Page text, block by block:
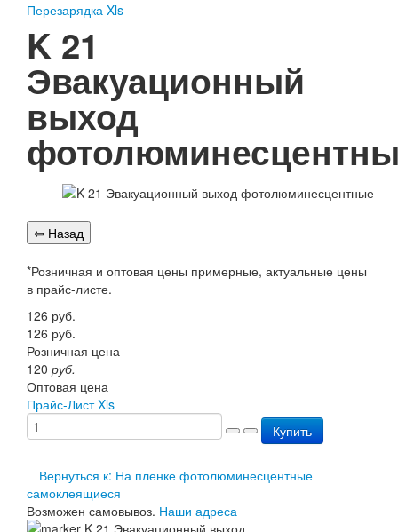
Перезарядка ОВП
Доставка
Оплата
Гарантии
О нас
Публичная оферта
Вопрос-Ответ
Пожарное оборудование
Перезарядка
Перезарядка ОВП
Доставка
Оплата
Гарантии
Публичная оферта
Вопрос-Ответ
Контакты
Перезарядка Xls
K 21
Эвакуационный
выход
*Розничная и оптовая цены примерные, актуальные цены
в прайс-листе.
126 руб.
126 руб.
Розничная цена
120 руб.
Оптовая цена
Прайс-Лист Xls
Купить
Вернуться к: На пленке фотолюминесцентные
самоклеящиеся
Возможен самовывоз. Наши адреса